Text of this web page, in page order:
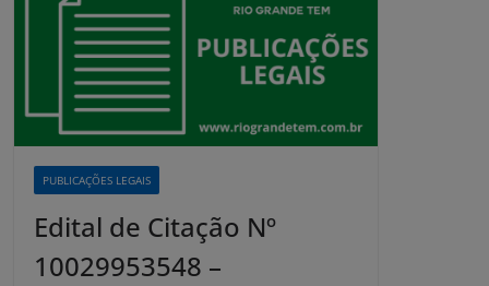
PUBLICAÇÕES LEGAIS
Edital de Citação Nº
10029953548 –